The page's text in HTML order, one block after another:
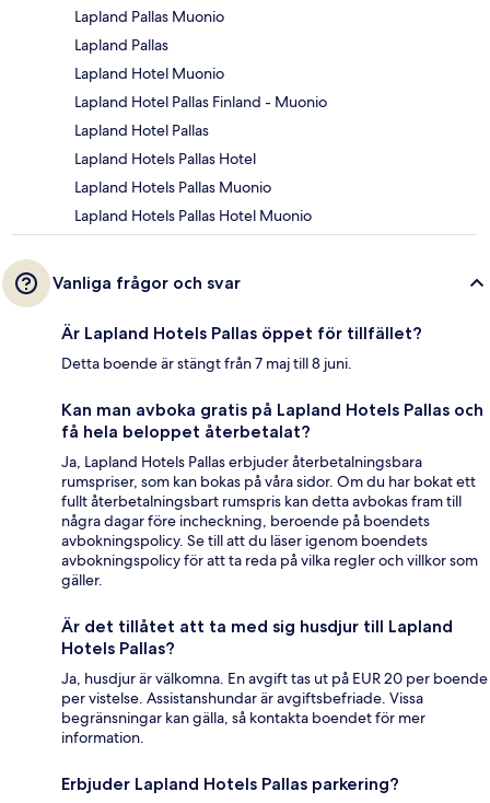
Lapland Pallas Muonio
Lapland Pallas
Lapland Hotel Muonio
Lapland Hotel Pallas Finland - Muonio
Lapland Hotel Pallas
Lapland Hotels Pallas Hotel
Lapland Hotels Pallas Muonio
Lapland Hotels Pallas Hotel Muonio
Vanliga frågor och svar
Är Lapland Hotels Pallas öppet för tillfället?
Detta boende är stängt från 7 maj till 8 juni.
Kan man avboka gratis på Lapland Hotels Pallas och
få hela beloppet återbetalat?
Ja, Lapland Hotels Pallas erbjuder återbetalningsbara
rumspriser, som kan bokas på våra sidor. Om du har bokat ett
fullt återbetalningsbart rumspris kan detta avbokas fram till
några dagar före incheckning, beroende på boendets
avbokningspolicy. Se till att du läser igenom boendets
avbokningspolicy för att ta reda på vilka regler och villkor som
gäller.
Är det tillåtet att ta med sig husdjur till Lapland
Hotels Pallas?
Ja, husdjur är välkomna. En avgift tas ut på EUR 20 per boende
per vistelse. Assistanshundar är avgiftsbefriade. Vissa
begränsningar kan gälla, så kontakta boendet för mer
information.
Erbjuder Lapland Hotels Pallas parkering?